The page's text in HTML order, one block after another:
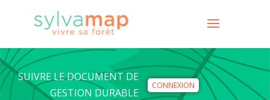
SUIVRE LE DOCUMENT DE
GESTION DURABLE
CONNEXION